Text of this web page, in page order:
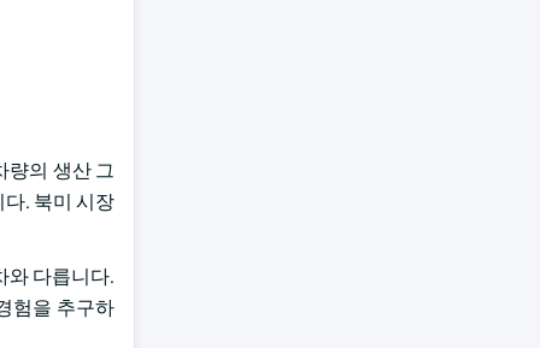
량의 생산 그
. 북미 시장
와 다릅니다.
험을 추구하